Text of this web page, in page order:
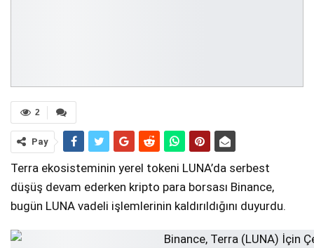
2
Pay
Terra ekosisteminin yerel tokeni LUNA’da serbest
düşüş devam ederken kripto para borsası Binance,
bugün LUNA vadeli işlemlerinin kaldırıldığını duyurdu.